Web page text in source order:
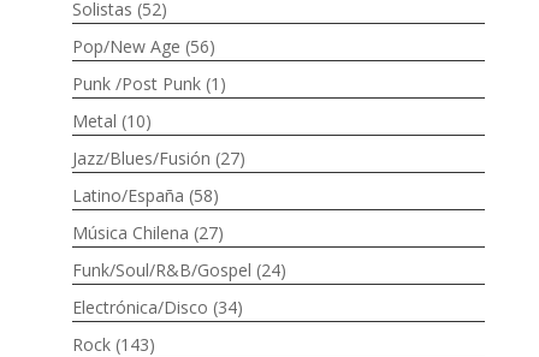
Solistas (52)
Pop/New Age (56)
Punk /Post Punk (1)
Metal (10)
Jazz/Blues/Fusión (27)
Latino/España (58)
Música Chilena (27)
Funk/Soul/R&B/Gospel (24)
Electrónica/Disco (34)
Rock (143)